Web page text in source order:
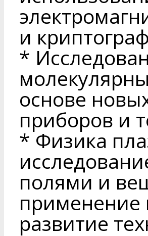
и
*
основе
приборов и
* Физика
полями и
применение
развитие